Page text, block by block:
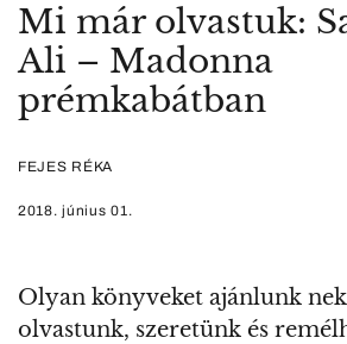
Mi már olvastuk:
Ali – Madonna
prémkabátban
FEJES RÉKA
2018. június 01.
Olyan könyveket ajánlunk
olvastunk, szeretünk és